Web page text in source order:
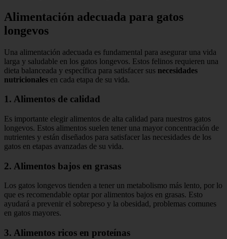
Alimentación adecuada para gatos
longevos
Una alimentación adecuada es fundamental para asegurar una vida
larga y saludable en los gatos longevos. Estos felinos requieren una
dieta balanceada y específica para satisfacer sus necesidades
nutricionales en cada etapa de su vida.
1. Alimentos de calidad
Es importante elegir alimentos de alta calidad para nuestros gatos
longevos. Estos alimentos suelen tener una mayor concentración de
nutrientes y están diseñados para satisfacer las necesidades de los
gatos en etapas avanzadas de su vida.
2. Alimentos bajos en grasas
Los gatos longevos tienden a tener un metabolismo más lento, por lo
que es recomendable optar por alimentos bajos en grasas. Esto
ayudará a prevenir el sobrepeso y la obesidad, problemas comunes
en gatos mayores.
3. Alimentos ricos en proteínas